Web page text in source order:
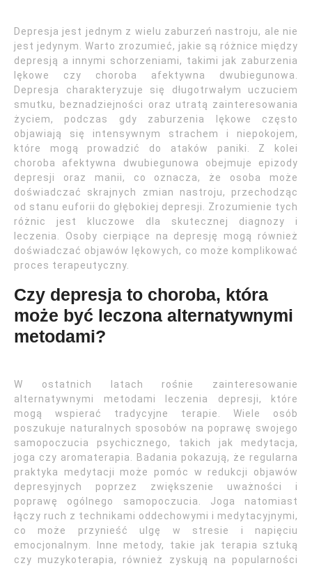
Depresja jest jednym z wielu zaburzeń nastroju, ale nie
jest jedynym. Warto zrozumieć, jakie są różnice między
depresją a innymi schorzeniami, takimi jak zaburzenia
lękowe czy choroba afektywna dwubiegunowa.
Depresja charakteryzuje się długotrwałym uczuciem
smutku, beznadziejności oraz utratą zainteresowania
życiem, podczas gdy zaburzenia lękowe często
objawiają się intensywnym strachem i niepokojem,
które mogą prowadzić do ataków paniki. Z kolei
choroba afektywna dwubiegunowa obejmuje epizody
depresji oraz manii, co oznacza, że osoba może
doświadczać skrajnych zmian nastroju, przechodząc
od stanu euforii do głębokiej depresji. Zrozumienie tych
różnic jest kluczowe dla skutecznej diagnozy i
leczenia. Osoby cierpiące na depresję mogą również
doświadczać objawów lękowych, co może komplikować
proces terapeutyczny.
Czy depresja to choroba, która
może być leczona alternatywnymi
metodami?
W ostatnich latach rośnie zainteresowanie
alternatywnymi metodami leczenia depresji, które
mogą wspierać tradycyjne terapie. Wiele osób
poszukuje naturalnych sposobów na poprawę swojego
samopoczucia psychicznego, takich jak medytacja,
joga czy aromaterapia. Badania pokazują, że regularna
praktyka medytacji może pomóc w redukcji objawów
depresyjnych poprzez zwiększenie uważności i
poprawę ogólnego samopoczucia. Joga natomiast
łączy ruch z technikami oddechowymi i medytacyjnymi,
co może przynieść ulgę w stresie i napięciu
emocjonalnym. Inne metody, takie jak terapia sztuką
czy muzykoterapia, również zyskują na popularności